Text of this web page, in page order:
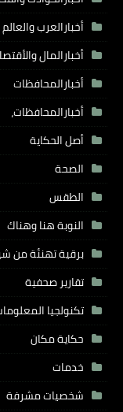
أخبارالعرب والعالم
أخبارالمال
أخبارالمحافظات
أخبارالمحافظات،
أصل الحكاية
الصحة
الطقس
النوبة هنا وهناك
برقية تهنئة من
تقارير صحفية
تكنولجيا
حكاية مكان
خدمات
شخصيات مشرفة